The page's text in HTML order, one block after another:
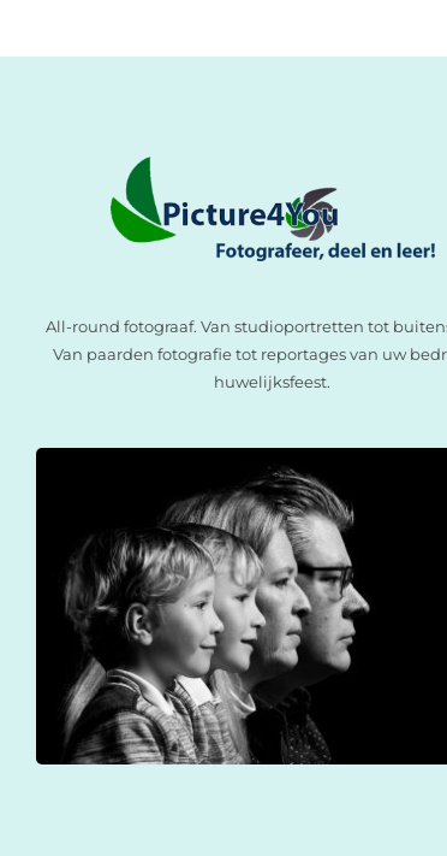
All-round fotograaf. Van studioportretten tot
Van paarden fotografie tot reportages van uw
huwelijksfeest.